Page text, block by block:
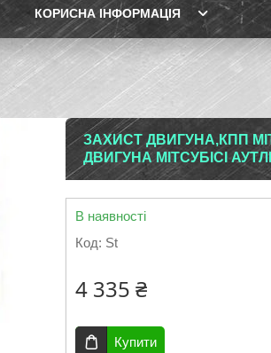
КОРИСНА ІНФОРМАЦІЯ
ЗАХИСТ ДВИГУНА,КПП
ДВИГУНА МІТСУБІСІ
В наявності
Код: St
4 335 ₴
Купити